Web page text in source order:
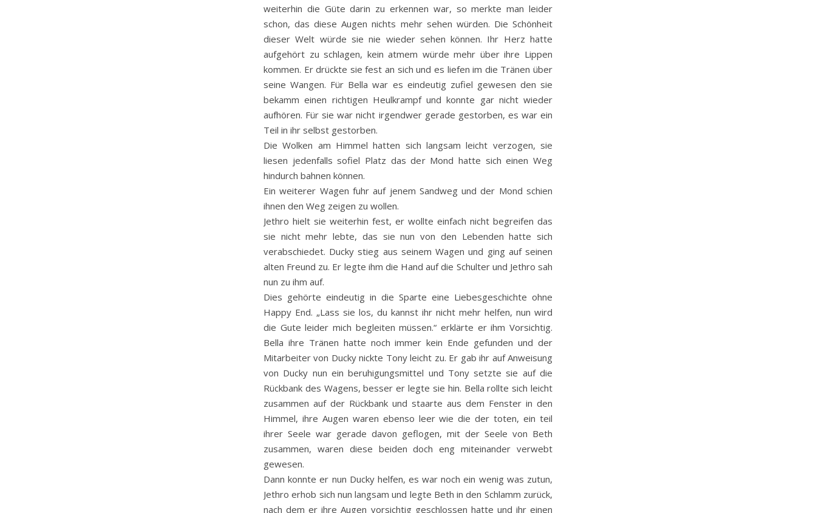
weiterhin die Güte darin zu erkennen war, so merkte man leider
schon, das diese Augen nichts mehr sehen würden. Die Schönheit
dieser Welt würde sie nie wieder sehen können. Ihr Herz hatte
aufgehört zu schlagen, kein atmem würde mehr über ihre Lippen
kommen. Er drückte sie fest an sich und es liefen im die Tränen über
seine Wangen. Für Bella war es eindeutig zufiel gewesen den sie
bekamm einen richtigen Heulkrampf und konnte gar nicht wieder
aufhören. Für sie war nicht irgendwer gerade gestorben, es war ein
Teil in ihr selbst gestorben.
Die Wolken am Himmel hatten sich langsam leicht verzogen, sie
liesen jedenfalls sofiel Platz das der Mond hatte sich einen Weg
hindurch bahnen können.
Ein weiterer Wagen fuhr auf jenem Sandweg und der Mond schien
ihnen den Weg zeigen zu wollen.
Jethro hielt sie weiterhin fest, er wollte einfach nicht begreifen das
sie nicht mehr lebte, das sie nun von den Lebenden hatte sich
verabschiedet. Ducky stieg aus seinem Wagen und ging auf seinen
alten Freund zu. Er legte ihm die Hand auf die Schulter und Jethro sah
nun zu ihm auf.
Dies gehörte eindeutig in die Sparte eine Liebesgeschichte ohne
Happy End. „Lass sie los, du kannst ihr nicht mehr helfen, nun wird
die Gute leider mich begleiten müssen.“ erklärte er ihm Vorsichtig.
Bella ihre Tränen hatte noch immer kein Ende gefunden und der
Mitarbeiter von Ducky nickte Tony leicht zu. Er gab ihr auf Anweisung
von Ducky nun ein beruhigungsmittel und Tony setzte sie auf die
Rückbank des Wagens, besser er legte sie hin. Bella rollte sich leicht
zusammen auf der Rückbank und staarte aus dem Fenster in den
Himmel, ihre Augen waren ebenso leer wie die der toten, ein teil
ihrer Seele war gerade davon geflogen, mit der Seele von Beth
zusammen, waren diese beiden doch eng miteinander verwebt
gewesen.
Dann konnte er nun Ducky helfen, es war noch ein wenig was zutun,
Jethro erhob sich nun langsam und legte Beth in den Schlamm zurück,
nach dem er ihre Augen vorsichtig geschlossen hatte und ihr einen